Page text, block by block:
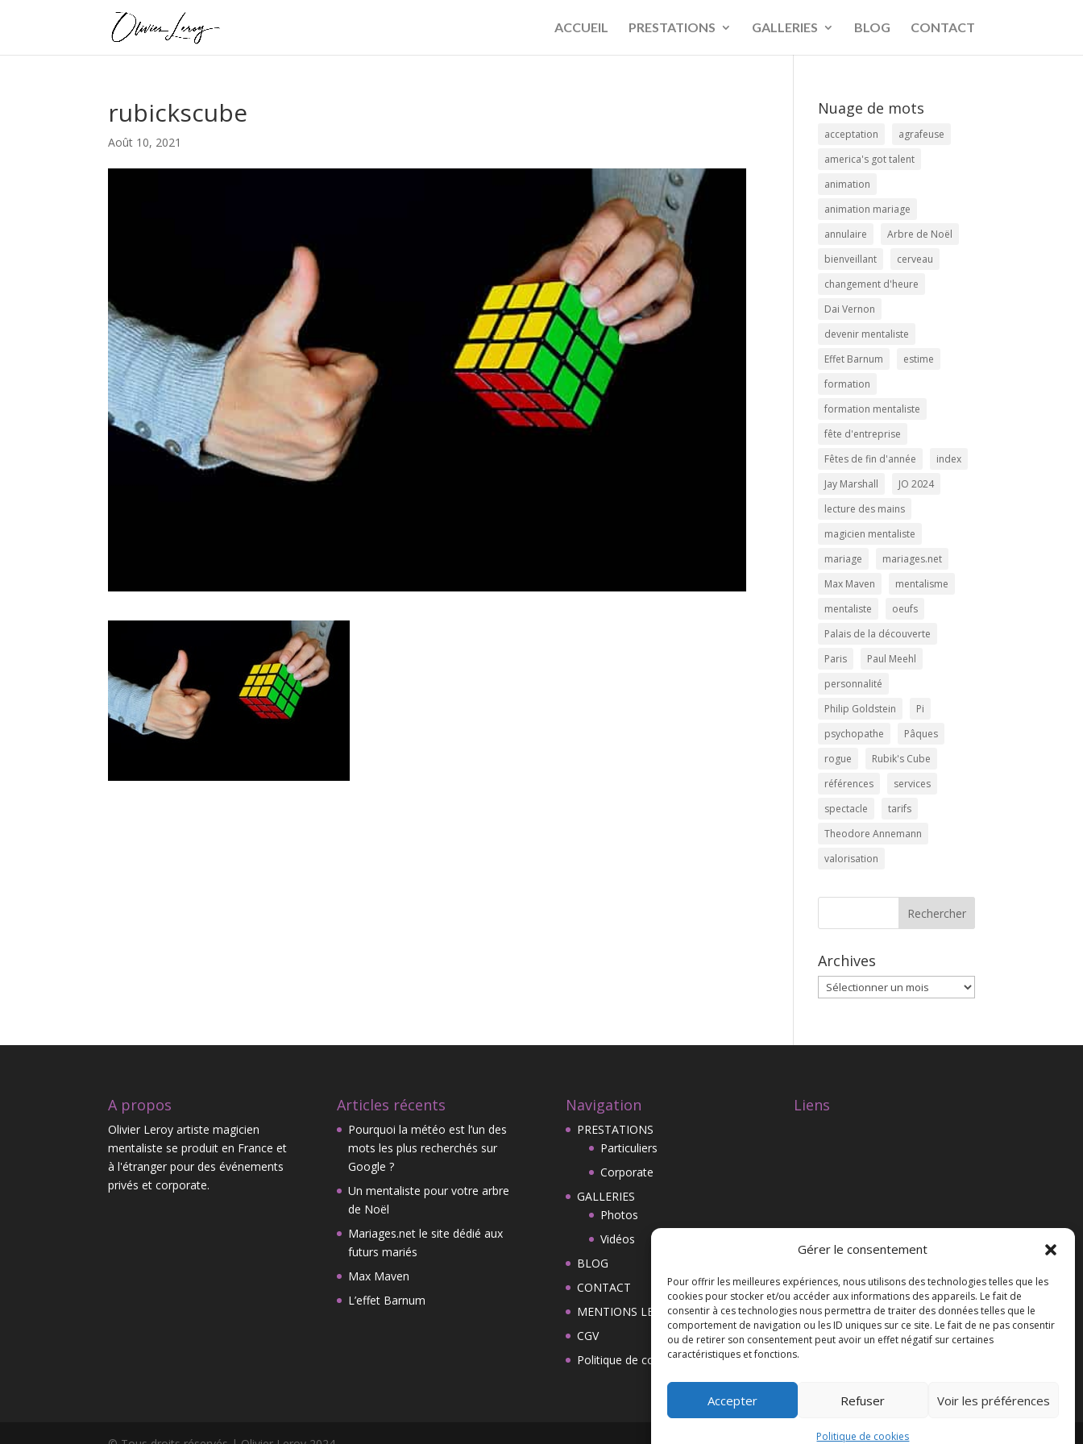
Gérer le consentement
Pour offrir les meilleures expériences, nous utilisons des technologies telles que les
cookies pour stocker et/ou accéder aux informations des appareils. Le fait de
consentir à ces technologies nous permettra de traiter des données telles que le
comportement de navigation ou les ID uniques sur ce site. Le fait de ne pas consentir
ou de retirer son consentement peut avoir un effet négatif sur certaines
caractéristiques et fonctions.
Accepter Refuser Voir les préférences
Politique de cookies
ACCUEIL PRESTATIONS GALLERIES BLOG CONTACT
rubickscube
Août 10, 2021
Nuage de mots
acceptation
agrafeuse
america's got talent
animation
animation mariage
annulaire
Arbre de Noël
bienveillant
cerveau
changement d'heure
Dai Vernon
devenir mentaliste
Effet Barnum
estime
formation
formation mentaliste
fête d'entreprise
Fêtes de fin d'année
index
Jay Marshall
JO 2024
lecture des mains
magicien mentaliste
mariage
mariages.net
Max Maven
mentalisme
mentaliste
oeufs
Palais de la découverte
Paris
Paul Meehl
personnalité
Philip Goldstein
Pi
psychopathe
Pâques
rogue
Rubik's Cube
références
services
spectacle
tarifs
Theodore Annemann
valorisation
Rechercher
Archives
Archives
A propos
Olivier Leroy artiste magicien
mentaliste se produit en France et
à l'étranger pour des événements
privés et corporate.
Articles récents
Pourquoi la météo est l’un des
mots les plus recherchés sur
Google ?
Un mentaliste pour votre arbre
de Noël
Mariages.net le site dédié aux
futurs mariés
Max Maven
L’effet Barnum
Navigation
PRESTATIONS
Particuliers
Corporate
GALLERIES
Photos
Vidéos
BLOG
CONTACT
MENTIONS LEGALES
CGV
Politique de cookies (UE)
Liens